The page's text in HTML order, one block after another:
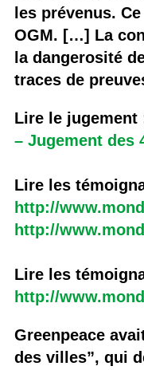
les prévenus.
OGM. […] La
la dangerosité
traces de
Lire le jugement
– Jugement des
Lire les
http://
http://
Lire les
http://
Greenpeace
des villes”, qui